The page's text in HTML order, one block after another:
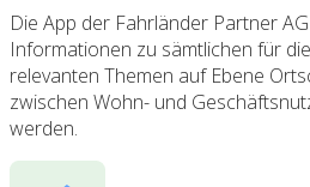
Die App der Fahrländer Partner
Informationen zu sämtlichen für
relevanten Themen auf Ebene
zwischen Wohn- und
werden.